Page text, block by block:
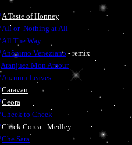
A Taste of Honney
All or Nothing at All
All The Way
Anônimo Veneziano - remix
Aranjuez Mon Amour
Autumn Leaves
Caravan
Ceora
Cheek to Cheek
Chick Corea - Medley
Che Sara